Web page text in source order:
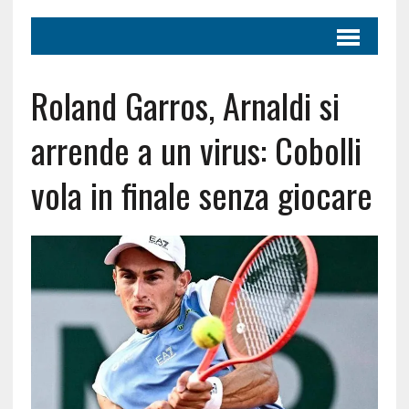
Roland Garros, Arnaldi si
arrende a un virus: Cobolli
vola in finale senza giocare